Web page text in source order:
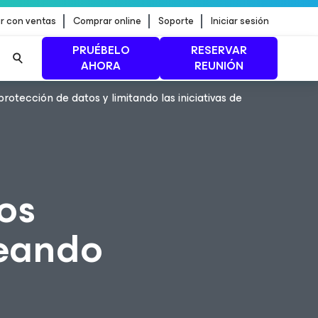
con ventas Comprar online Soporte Iniciar sesión
PRUÉBELO
AHORA
RESERVAR
REUNIÓN
de datos y limitando las iniciativas de